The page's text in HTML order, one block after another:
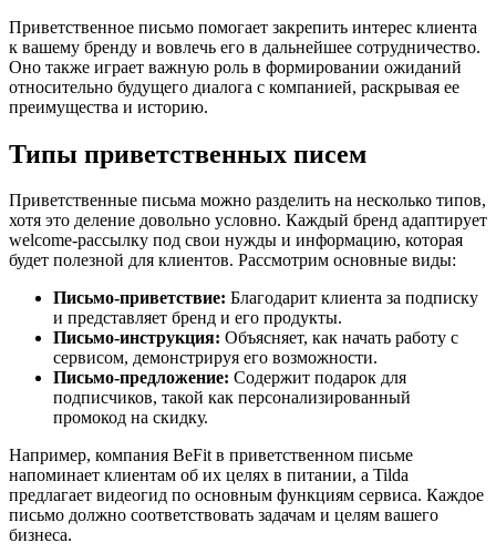
Приветственное письмо помогает закрепить интерес клиента
к вашему бренду и вовлечь его в дальнейшее сотрудничество.
Оно также играет важную роль в формировании ожиданий
относительно будущего диалога с компанией, раскрывая ее
преимущества и историю.
Типы приветственных писем
Приветственные письма можно разделить на несколько типов,
хотя это деление довольно условно. Каждый бренд адаптирует
welcome-рассылку под свои нужды и информацию, которая
будет полезной для клиентов. Рассмотрим основные виды:
Письмо-приветствие: Благодарит клиента за подписку
и представляет бренд и его продукты.
Письмо-инструкция: Объясняет, как начать работу с
сервисом, демонстрируя его возможности.
Письмо-предложение: Содержит подарок для
подписчиков, такой как персонализированный
промокод на скидку.
Например, компания BeFit в приветственном письме
напоминает клиентам об их целях в питании, а Tilda
предлагает видеогид по основным функциям сервиса. Каждое
письмо должно соответствовать задачам и целям вашего
бизнеса.